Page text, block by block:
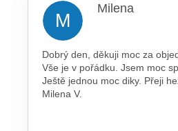
M
Milena
Dobrý den, děkuji moc za
Vše je v pořádku. Jsem moc
Ještě jednou moc diky. Přeji
Milena V.